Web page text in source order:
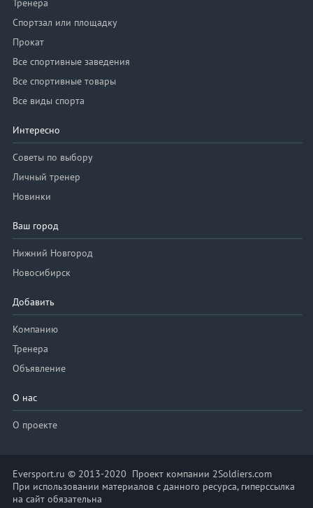
Тренера
Спортзал или площадку
Прокат
Все спортивные заведения
Все спортивные товары
Все виды спорта
Интересно
Советы по выбору
Личный тренер
Новинки
Ваш город
Нижний Новгород
Новосибирск
Добавить
Компанию
Тренера
Объявление
О нас
О проекте
Eversport.ru © 2013-2020 Проект компании 2Soldiers.com
При использовании материалов с данного ресурса, гиперссылка
на сайт обязательна